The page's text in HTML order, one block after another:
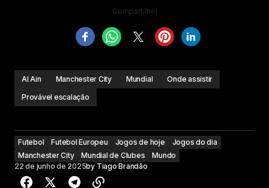
Compartilhe!
Al Ain Manchester City Mundial
Onde assistir
Provável escalação
Futebol Futebol Europeu Jogos de hoje
Jogos do dia
Manchester City
Mundial de Clubes
Mundo
22 de junho de 2025by Tiago Brandão